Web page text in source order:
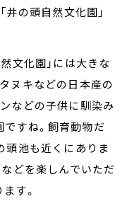
井の頭自然文化園」
文化園」には大きな
ヌキなどの日本産の
などの子供に馴染み
すね。飼育動物だ
頭池も近くにありま
などを楽しんでいただ
す。